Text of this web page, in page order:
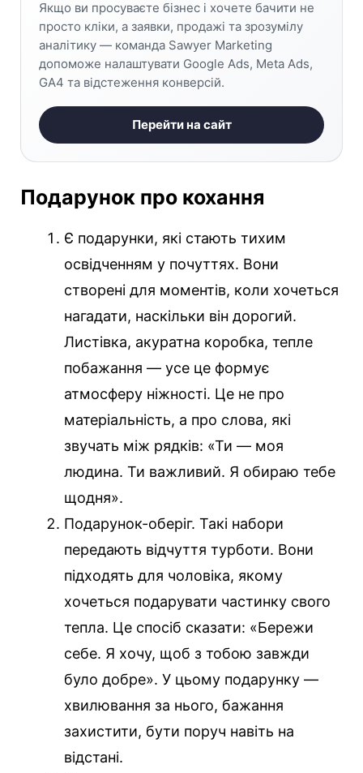
Якщо ви просуваєте бізнес і хочете бачити не
просто кліки, а заявки, продажі та зрозумілу
аналітику — команда Sawyer Marketing
допоможе налаштувати Google Ads, Meta Ads,
GA4 та відстеження конверсій.
Перейти на сайт
Подарунок про кохання
Є подарунки, які стають тихим
освідченням у почуттях. Вони
створені для моментів, коли хочеться
нагадати, наскільки він дорогий.
Листівка, акуратна коробка, тепле
побажання — усе це формує
атмосферу ніжності. Це не про
матеріальність, а про слова, які
звучать між рядків: «Ти — моя
людина. Ти важливий. Я обираю тебе
щодня».
Подарунок-оберіг. Такі набори
передають відчуття турботи. Вони
підходять для чоловіка, якому
хочеться подарувати частинку свого
тепла. Це спосіб сказати: «Бережи
себе. Я хочу, щоб з тобою завжди
було добре». У цьому подарунку —
хвилювання за нього, бажання
захистити, бути поруч навіть на
відстані.